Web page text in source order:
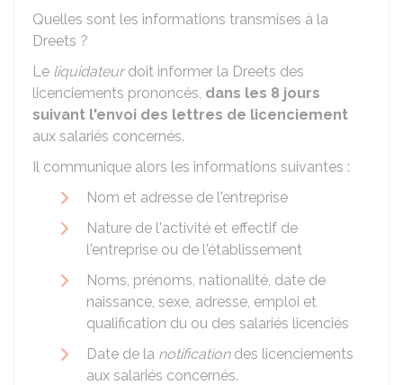
Quelles sont les informations transmises à la
Dreets ?
Le liquidateurdoit informer la Dreets des
licenciements prononcés, dans les 8 jours
suivant l'envoi des lettres de licenciement
aux salariés concernés.
Il communique alors les informations suivantes :
Nom et adresse de l'entreprise
Nature de l'activité et effectif de
l'entreprise ou de l'établissement
Noms, prénoms, nationalité, date de
naissance, sexe, adresse, emploi et
qualification du ou des salariés licenciés
Date de la notificationdes licenciements
aux salariés concernés.